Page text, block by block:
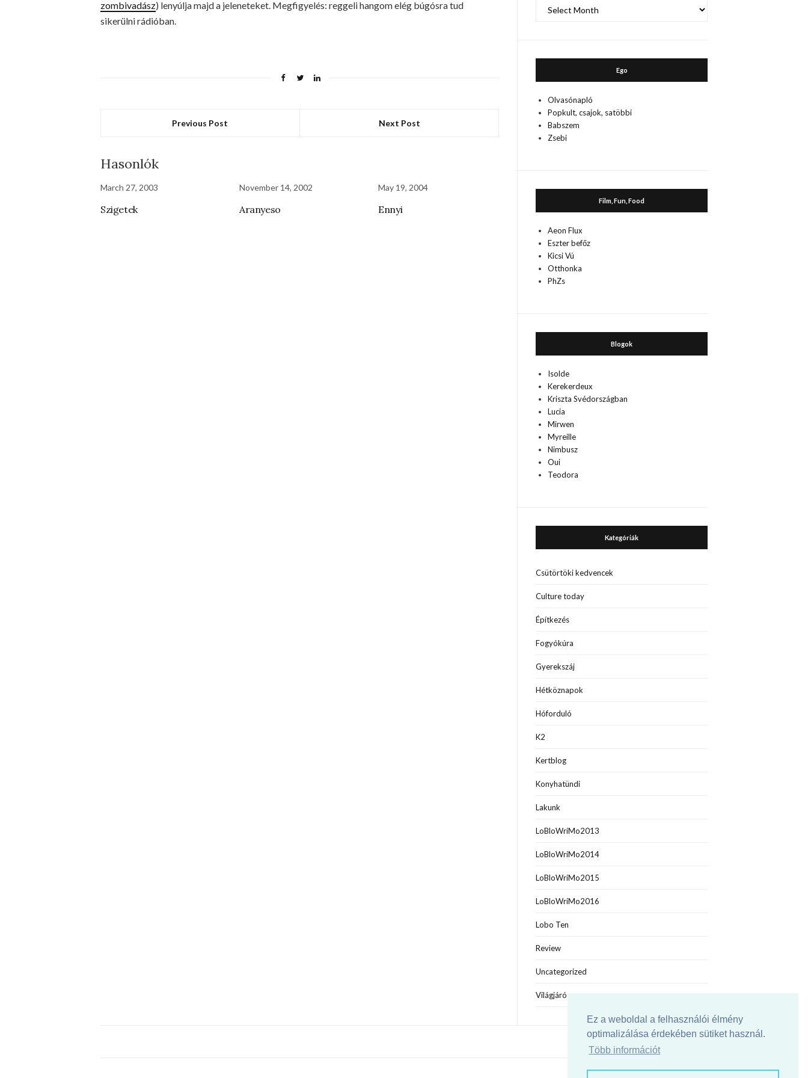
Ez a weboldal a felhasználói élmény
optimalizálása érdekében sütiket használ.
Több információt
zombivadász) lenyúlja majd a jeleneteket. Megfigyelés: reggeli hangom elég búgósra tud
sikerülni rádióban.
Previous Post Next Post
Hasonlók
March 27, 2003
Szigetek
November 14, 2002
Aranyeso
May 19, 2004
Ennyi
múlt
Ego
Olvasónapló
Popkult, csajok, satöbbi
Babszem
Zsebi
Film, Fun, Food
Aeon Flux
Eszter befőz
Kicsi Vú
Otthonka
PhZs
Blogok
Isolde
Kerekerdeux
Kriszta Svédországban
Lucia
Mirwen
Myreille
Nimbusz
Oui
Teodora
Kategóriák
Csütörtöki kedvencek
Culture today
Építkezés
Fogyókúra
Gyerekszáj
Hétköznapok
Hóforduló
K2
Kertblog
Konyhatündi
Lakunk
LoBloWriMo2013
LoBloWriMo2014
LoBloWriMo2015
LoBloWriMo2016
Lobo Ten
Review
Uncategorized
Világjáró